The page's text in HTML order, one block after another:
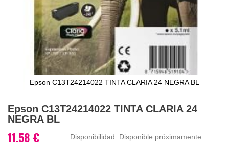
Epson C13T24214022 TINTA CLARIA 24 NEGRA BL
al
comienzo
Epson C13T24214022 TINTA CLARIA 24
NEGRA BL
11,58 € Disponibilidad: Disponible próximamente